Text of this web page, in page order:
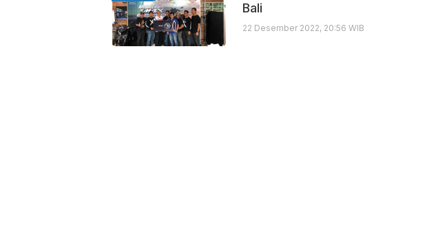
Bali
22 Desember 2022, 20:56 WIB